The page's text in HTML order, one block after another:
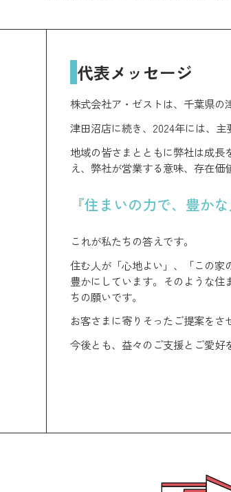
代表メッセージ
株式会社ア・ゼストは、千葉県の
津田沼店に続き、2024年には、主
地域の皆さまとともに弊社は成
え、弊社が営業する意味、存在価
『住まいの力で、豊か
これが私たちの答えです。
住む人が「心地よい」、「この家
豊かにしています。そのような
ちの願いです。
お客さまに寄りそったご提案をさ
今後とも、益々のご支援とご愛好